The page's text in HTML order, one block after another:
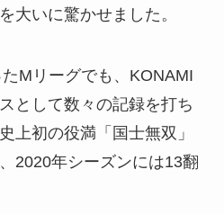
大いに驚かせました。
Mリーグでも、KONAMI
として数々の記録を打ち
上初の役満「国士無双」
2020年シーズンには13翻